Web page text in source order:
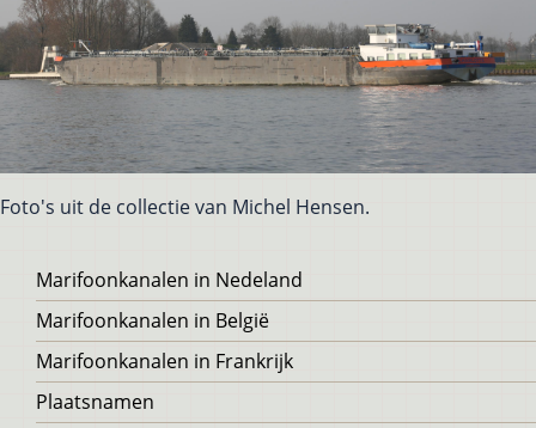
Foto's uit de collectie van Michel Hensen.
Voet
Marifoonkanalen in Nedeland
Marifoonkanalen in België
Marifoonkanalen in Frankrijk
Plaatsnamen